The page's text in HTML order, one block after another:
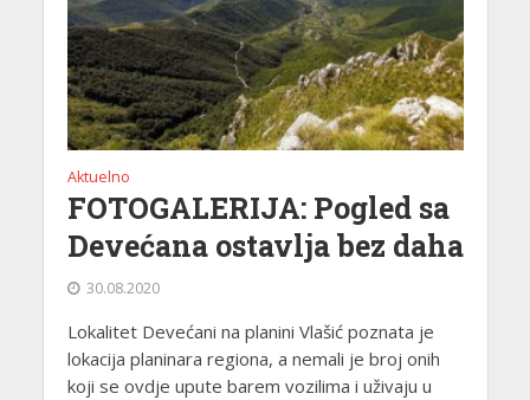
Aktuelno
FOTOGALERIJA: Pogled sa
Devećana ostavlja bez daha
30.08.2020
Lokalitet Devećani na planini Vlašić poznata je
lokacija planinara regiona, a nemali je broj onih
koji se ovdje upute barem vozilima i uživaju u